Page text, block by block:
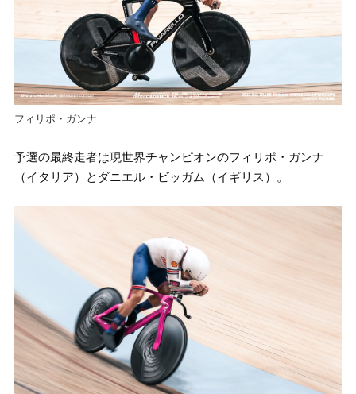
フィリポ・ガンナ
予選の最終走者は現世界チャンピオンのフィリポ・ガンナ
（イタリア）とダニエル・ビッガム（イギリス）。